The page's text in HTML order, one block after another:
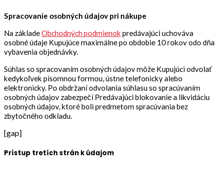
Spracovanie osobných údajov pri nákupe
Na základeObchodných podmienok predávajúci uchováva
osobné údaje Kupujúce maximálne po obdobie 10 rokov odo dňa
vybavenia objednávky.
Súhlas so spracovaním osobných údajov môže Kupujúci odvolať
kedykoľvek písomnou formou, ústne telefonicky alebo
elektronicky. Po obdržaní odvolania súhlasu so spracúvaním
osobných údajov zabezpečí Predávajúci blokovanie a likvidáciu
osobných údajov, ktoré boli predmetom spracúvania bez
zbytočného odkladu.
[gap]
Prístup tretích strán k údajom